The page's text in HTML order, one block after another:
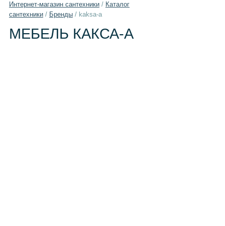
Интернет-магазин сантехники/ Каталог
сантехники/ Бренды/ kaksa-a
МЕБЕЛЬ КАКСА-А